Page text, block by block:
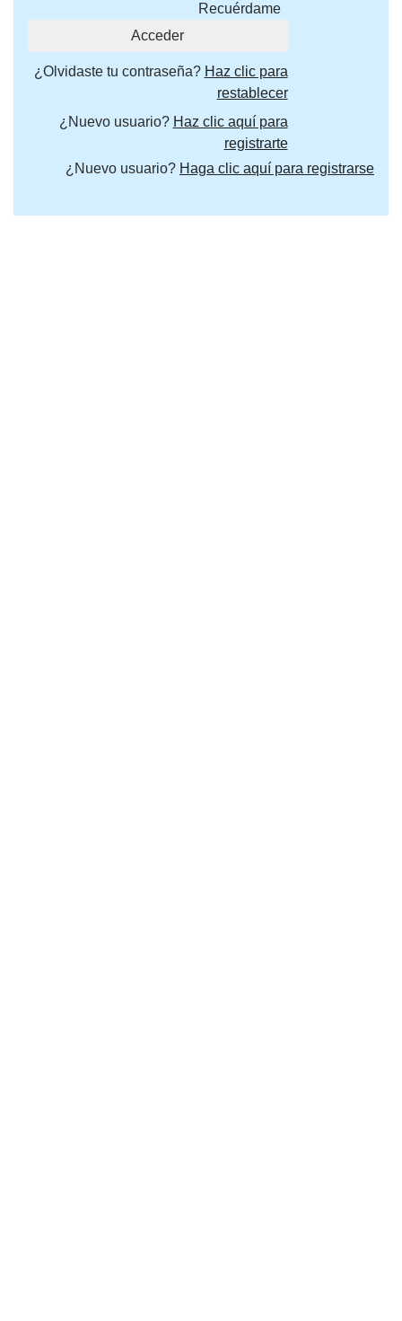
Recuérdame
¿Olvidaste tu contraseña? Haz clic para
restablecer
¿Nuevo usuario? Haz clic aquí para
registrarte
¿Nuevo usuario? Haga clic aquí para registrarse